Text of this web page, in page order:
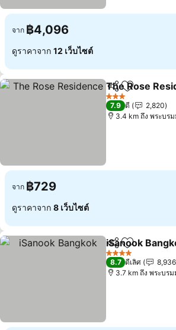
จาก ฿4,096
ดูราคาจาก 12 เว็บไซต์
แชร์ เพิ่มในรายก
The Rose
3 ดาว
7.9 ดี
2,820
3.4 km ถึง พระบร
จาก ฿729
ดูราคาจาก 8 เว็บไซต์
แชร์ เพิ่มในรายก
iSanook
4 ดาว
8.7 ดีเลิศ
8,936
3.7 km ถึง พระบร